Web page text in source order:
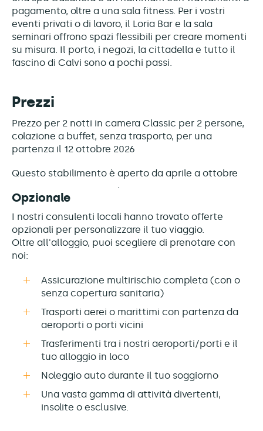
pagamento, oltre a una sala fitness. Per i vostri
eventi privati o di lavoro, il Loria Bar e la sala
seminari offrono spazi flessibili per creare momenti
su misura. Il porto, i negozi, la cittadella e tutto il
fascino di Calvi sono a pochi passi.
Prezzi
Prezzo per 2 notti in camera Classic per 2 persone,
colazione a buffet, senza trasporto, per una
partenza il 12 ottobre 2026
Questo stabilimento è aperto da aprile a ottobre
Opzionale
I nostri consulenti locali hanno trovato offerte
opzionali per personalizzare il tuo viaggio.
Oltre all'alloggio, puoi scegliere di prenotare con
noi:
Assicurazione multirischio completa (con o
senza copertura sanitaria)
Trasporti aerei o marittimi con partenza da
aeroporti o porti vicini
Trasferimenti tra i nostri aeroporti/porti e il
tuo alloggio in loco
Noleggio auto durante il tuo soggiorno
Una vasta gamma di attività divertenti,
insolite o esclusive.